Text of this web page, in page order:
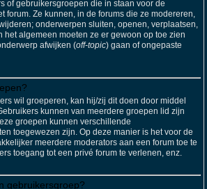
of gebruikersgroepen die in staan voor de
forum. Ze kunnen, in de forums die ze modereren,
onderwerpen sluiten, openen, verplaatsen,
het algemeen moeten ze er gewoon op toe zien
afwijken (off-topic) gaan of ongepaste
wil groeperen, kan hij/zij dit doen door middel
kunnen van meerdere groepen lid zijn
groepen kunnen verschillende
toegewezen zijn. Op deze manier is het voor de
meerdere moderators aan een forum toe te
toegang tot een privé forum te verlenen, enz.
gebruikersgroep?